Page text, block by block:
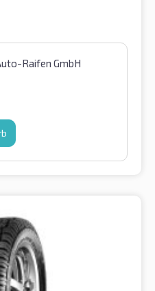
Raifen GmbH